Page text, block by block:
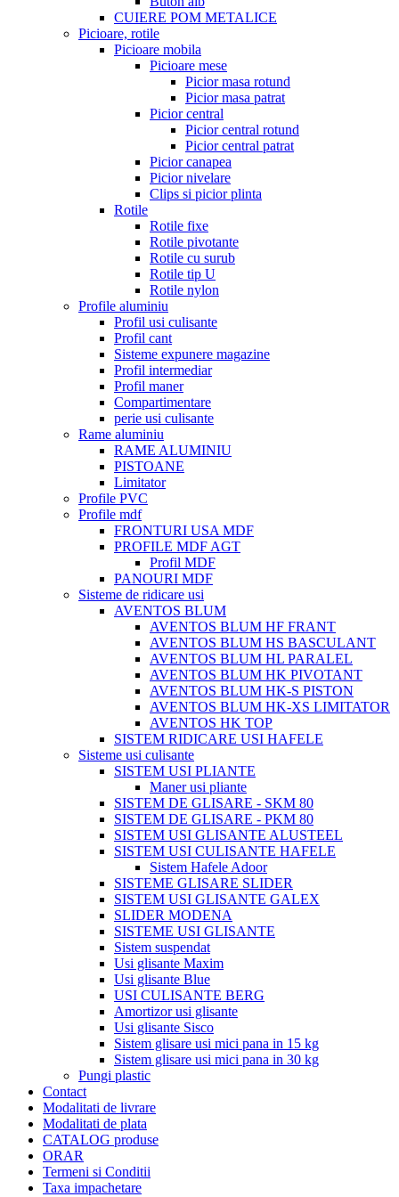
CUIERE POM METALICE
Picioare, rotile
Picioare mobila
Picioare mese
Picior masa rotund
Picior masa patrat
Picior central
Picior central rotund
Picior central patrat
Picior canapea
Picior nivelare
Clips si picior plinta
Rotile
Rotile fixe
Rotile pivotante
Rotile cu surub
Rotile tip U
Rotile nylon
Profile aluminiu
Profil usi culisante
Profil cant
Sisteme expunere magazine
Profil intermediar
Profil maner
Compartimentare
perie usi culisante
Rame aluminiu
RAME ALUMINIU
PISTOANE
Limitator
Profile PVC
Profile mdf
FRONTURI USA MDF
PROFILE MDF AGT
Profil MDF
PANOURI MDF
Sisteme de ridicare usi
AVENTOS BLUM
AVENTOS BLUM HF FRANT
AVENTOS BLUM HS BASCULANT
AVENTOS BLUM HL PARALEL
AVENTOS BLUM HK PIVOTANT
AVENTOS BLUM HK-S PISTON
AVENTOS BLUM HK-XS LIMITATOR
AVENTOS HK TOP
SISTEM RIDICARE USI HAFELE
Sisteme usi culisante
SISTEM USI PLIANTE
Maner usi pliante
SISTEM DE GLISARE - SKM 80
SISTEM DE GLISARE - PKM 80
SISTEM USI GLISANTE ALUSTEEL
SISTEM USI CULISANTE HAFELE
Sistem Hafele Adoor
SISTEME GLISARE SLIDER
SISTEM USI GLISANTE GALEX
SLIDER MODENA
SISTEME USI GLISANTE
Sistem suspendat
Usi glisante Maxim
Usi glisante Blue
USI CULISANTE BERG
Amortizor usi glisante
Usi glisante Sisco
Sistem glisare usi mici pana in 15 kg
Sistem glisare usi mici pana in 30 kg
Pungi plastic
Contact
Modalitati de livrare
Modalitati de plata
CATALOG produse
ORAR
Termeni si Conditii
Taxa impachetare